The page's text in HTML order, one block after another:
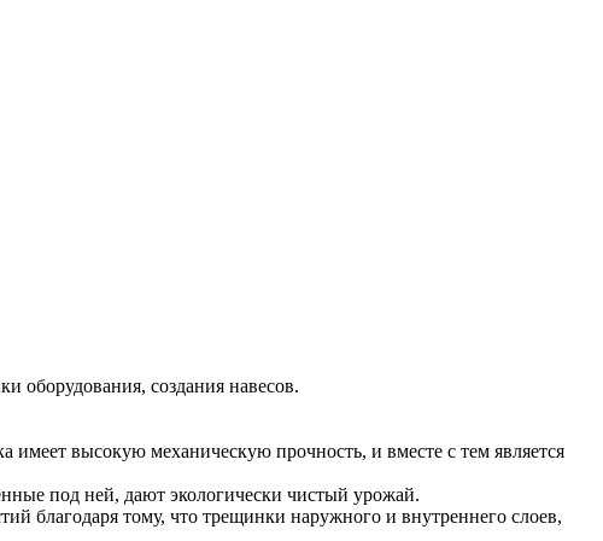
оборудования, создания навесов.
высокую механическую прочность, и вместе с тем является
под ней, дают экологически чистый урожай.
благодаря тому, что трещинки наружного и внутреннего слоев,